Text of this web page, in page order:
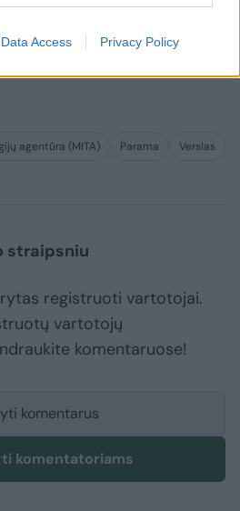
Data Access Privacy Policy
(sąlygos ir formos
agentūra (MITA) Parama
Verslas
straipsniu
registruoti vartotojai.
vartotojų
komentaruose!
komentarus
komentatoriams